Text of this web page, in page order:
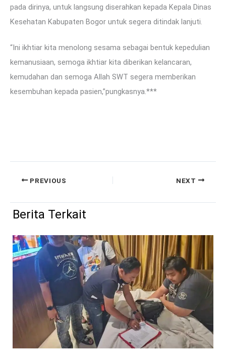
pada dirinya, untuk langsung diserahkan kepada Kepala Dinas
Kesehatan Kabupaten Bogor untuk segera ditindak lanjuti.
“Ini ikhtiar kita menolong sesama sebagai bentuk kepedulian
kemanusiaan, semoga ikhtiar kita diberikan kelancaran,
kemudahan dan semoga Allah SWT segera memberikan
kesembuhan kepada pasien,”pungkasnya.***
PREVIOUS NEXT
Berita Terkait